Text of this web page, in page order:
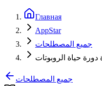
Главная
AppStar
جميع المصطلحات
دورة حياة الروبوتات
جميع المصطلحات